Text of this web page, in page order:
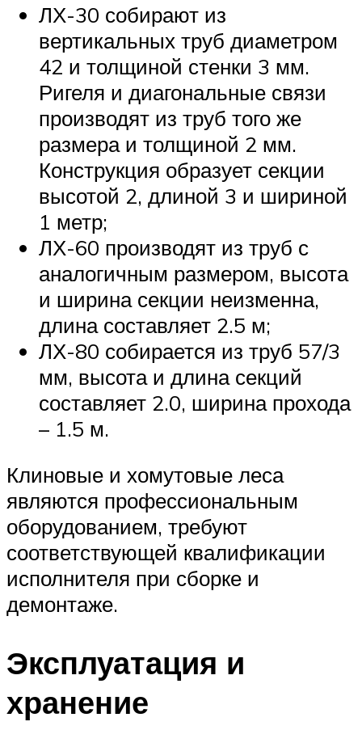
ЛХ-30 собирают из
вертикальных труб диаметром
42 и толщиной стенки 3 мм.
Ригеля и диагональные связи
производят из труб того же
размера и толщиной 2 мм.
Конструкция образует секции
высотой 2, длиной 3 и шириной
1 метр;
ЛХ-60 производят из труб с
аналогичным размером, высота
и ширина секции неизменна,
длина составляет 2.5 м;
ЛХ-80 собирается из труб 57/3
мм, высота и длина секций
составляет 2.0, ширина прохода
– 1.5 м.
Клиновые и хомутовые леса
являются профессиональным
оборудованием, требуют
соответствующей квалификации
исполнителя при сборке и
демонтаже.
Эксплуатация и
хранение